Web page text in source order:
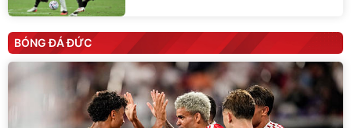
BÓNG ĐÁ ĐỨC